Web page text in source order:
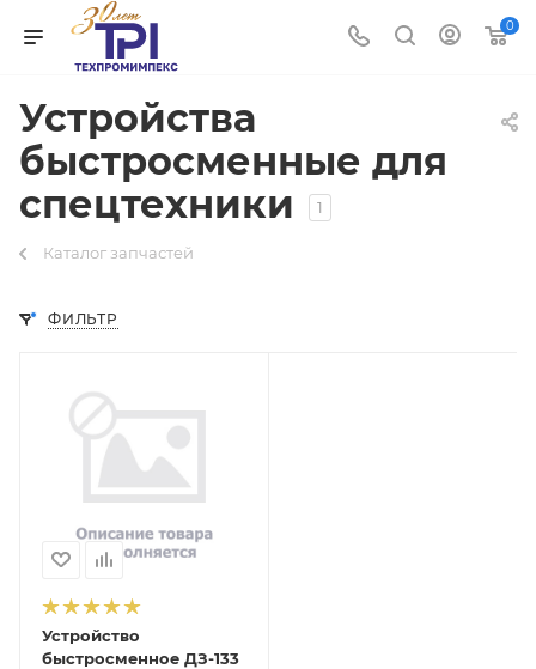
0
Устройства
быстросменные для
спецтехники
1
Каталог запчастей
ФИЛЬТР
Устройство
быстросменное ДЗ-133